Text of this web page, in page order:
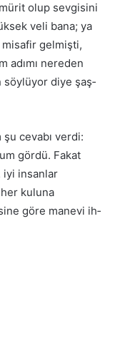
olup sevgisini
veli bana; ya
gelmişti,
adımı nereden
söylüyor diye şaş­
şu cevabı verdi:
gördü. Fakat
iyi insanlar
kuluna
göre manevi ih­